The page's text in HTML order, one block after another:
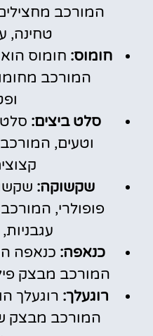
המורכב
טחינה,
חומוס: חומוס הוא
המורכב
סלט ביצים:
וטעים,
שקשוקה:
פופולרי,
כנאפה: כנאפה
המורכב מבצק
רוגעלך: רוגעלך
המורכב מבצק